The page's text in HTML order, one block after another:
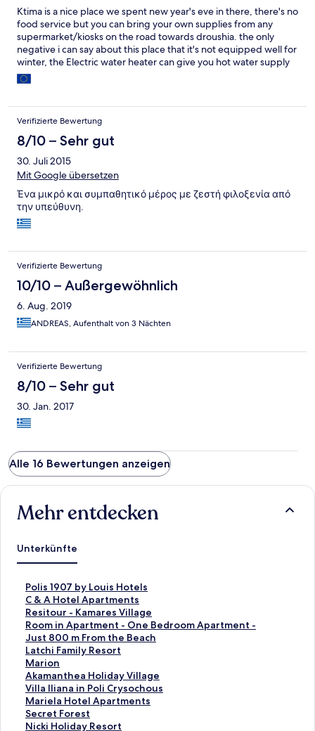
Ktima is a nice place we spent new year's eve in there, there's no
food service but you can bring your own supplies from any
supermarket/kiosks on the road towards droushia. the only
negative i can say about this place that it's not equipped well for
winter, the Electric water heater can give you hot water supply
for less than 5 minutes, the ACs are not designed to handle
extreme cold situations. the fireplace was awesome but its in
Verifizierte Bewertung
8/10 – Sehr gut
30. Juli 2015
Mit Google übersetzen
Ένα μικρό και συμπαθητικό μέρος με ζεστή φιλοξενία από
την υπεύθυνη.
Verifizierte Bewertung
10/10 – Außergewöhnlich
6. Aug. 2019
ANDREAS, Aufenthalt von 3 Nächten
Verifizierte Bewertung
8/10 – Sehr gut
30. Jan. 2017
Alle 16 Bewertungen anzeigen
Mehr entdecken
Unterkünfte
Polis 1907 by Louis Hotels
L
i
n
k
,
d
e
r
d
i
e
f
C & A Hotel Apartments
L
i
n
k
,
d
e
r
d
i
e
Resitour - Kamares Village
L
i
n
k
,
d
e
r
d
i
Room in Apartment - One Bedroom Apartment -
Just 800 m From the Beach
L
i
n
k
,
d
e
r
d
Latchi Family Resort
L
i
n
k
,
d
e
Marion
L
i
n
k
,
d
Akamanthea Holiday Village
L
i
n
k
,
Villa Iliana in Poli Crysochous
L
i
n
k
Mariela Hotel Apartments
L
i
n
Secret Forest
L
iNicki Holiday Resort
L